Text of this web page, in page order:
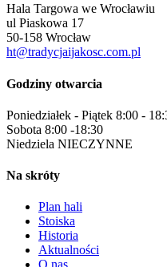
Hala Targowa we Wrocławiu
ul Piaskowa 17
50-158 Wrocław
ht@tradycjaijakosc.com.pl
Godziny otwarcia
Poniedziałek - Piątek 8:00 -
Sobota 8:00 -18:30
Niedziela NIECZYNNE
Na skróty
Plan hali
Stoiska
Historia
Aktualności